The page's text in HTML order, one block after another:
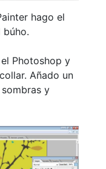
hago el
Photoshop y
Añado un
y